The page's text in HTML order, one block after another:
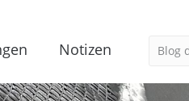
Notizen